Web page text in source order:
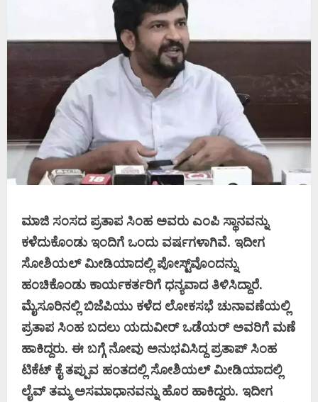
ಮಾಜಿ ಸಂಸದ ಪ್ರತಾಪ ಸಿಂಹ ಅವರು ಎಂಪಿ ಸ್ಥಾನವನ್ನು
ಕಳೆದುಕೊಂಡು ಇಂದಿಗೆ ಒಂದು ವರ್ಷಗಳಾಗಿವೆ. ಇದೀಗ
ಸೋಶಿಯಲ್‌ ಮೀಡಿಯಾದಲ್ಲಿ ಪೋಸ್ಟ್‌ವೊಂದನ್ನು
ಹಂಚಿಕೊಂಡು ಕಾರ್ಯಕರ್ತರಿಗೆ ಧನ್ಯವಾದ ತಿಳಿಸಿದ್ದಾರೆ.
ಮೈಸೂರಿನಲ್ಲಿ ಬಿಜೆಪಿಯು ಕಳೆದ ಲೋಕಸಭೆ ಚುನಾವಣೆಯಲ್ಲಿ
ಪ್ರತಾಪ ಸಿಂಹ ಬದಲು ಯದುವೀರ್‌ ಒಡೆಯರ್‌ ಅವರಿಗೆ ಮಣೆ
ಹಾಕಿದ್ದರು. ಈ ಬಗ್ಗೆ ನೋವು ಅನುಭವಿಸಿದ್ದ ಪ್ರತಾಪ್‌ ಸಿಂಹ
ಟಿಕೆಟ್‌ ಕೈ ತಪ್ಪುವ ಹಂತದಲ್ಲಿ ಸೋಶಿಯಲ್‌ ಮೀಡಿಯಾದಲ್ಲಿ
ಲೈವ್‌ ತಮ್ಮ ಅಸಮಾಧಾನವನ್ನು ಹೊರ ಹಾಕಿದ್ದರು. ಇದೀಗ